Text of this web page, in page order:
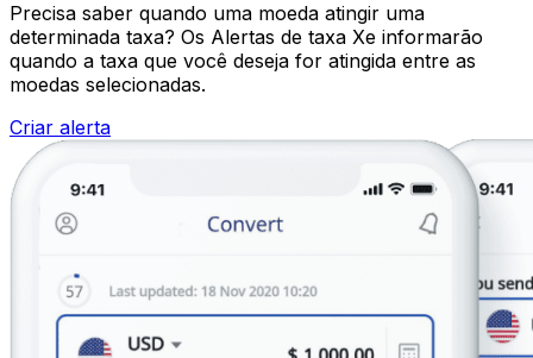
Precisa saber quando uma moeda atingir uma
determinada taxa? Os Alertas de taxa Xe informarão
quando a taxa que você deseja for atingida entre as
moedas selecionadas.
Criar alerta